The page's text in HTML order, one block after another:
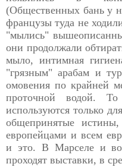
(Общественных бань у
французы туда не
"мылись"
они продолжали
мыло, интимная
"грязным" арабам и
омовения по крайней
проточной водой.
используются только
общепринятые
европейцами и всем
и это. В Марселе и
проходят выставки, в